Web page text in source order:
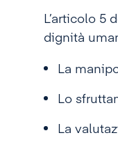
L’articolo
dignità
La
Lo
La